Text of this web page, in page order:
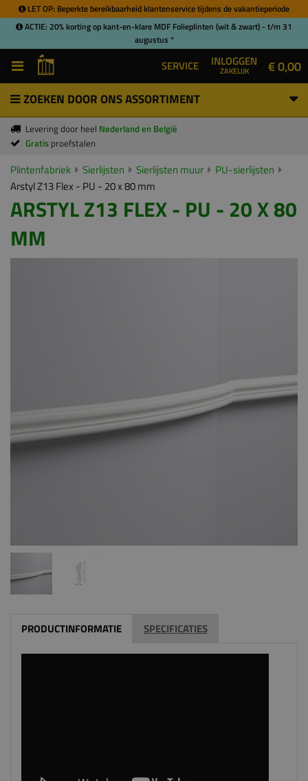
LET OP: Beperkte bereikbaarheid klantenservice tijdens de vakantieperiode
ACTIE: 20% korting op kant-en-klare MDF Folieplinten (wit & zwart) - t/m 31
augustus *
SERVICE INLOGGEN
ZAKELIJK € 0,00
ZOEKEN DOOR ONS ASSORTIMENT
Levering door heel Nederland en België
Gratis proefstalen
Plintenfabriek Sierlijsten Sierlijsten muur
PU-sierlijsten
Arstyl Z13 Flex - PU - 20 x 80 mm
ARSTYL Z13 FLEX - PU - 20 X 80
MM
PRODUCTINFORMATIE SPECIFICATIES